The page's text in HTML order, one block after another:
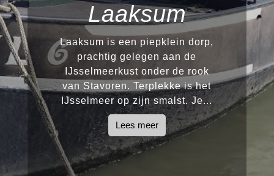
Laaksum
Laaksum is een piepklein dorp,
prachtig gelegen aan de
IJsselmeerkust onder de rook
van Stavoren. Terplekke is het
IJsselmeer op zijn smalst. Je...
Lees meer